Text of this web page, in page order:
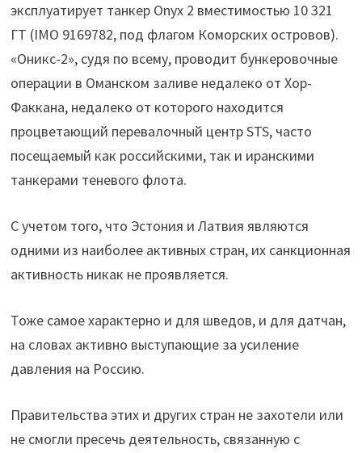
эксплуатирует танкер Onyx 2 вместимостью 10 321
ГТ (IMO 9169782, под флагом Коморских островов).
«Оникс-2», судя по всему, проводит бункеровочные
операции в Оманском заливе недалеко от Хор-
Факкана, недалеко от которого находится
процветающий перевалочный центр STS, часто
посещаемый как российскими, так и иранскими
танкерами теневого флота.
С учетом того, что Эстония и Латвия являются
одними из наиболее активных стран, их санкционная
активность никак не проявляется.
Тоже самое характерно и для шведов, и для датчан,
на словах активно выступающие за усиление
давления на Россию.
Правительства этих и других стран не захотели или
не смогли пресечь деятельность, связанную с